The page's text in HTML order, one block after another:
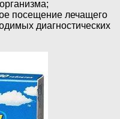
посещение лечащего
диагностических